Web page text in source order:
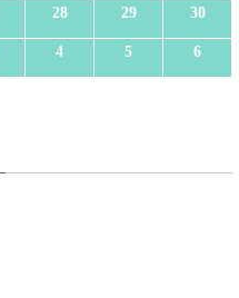
28 29 30
4 5 6